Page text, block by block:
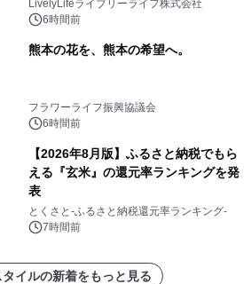
LivelyLifeライブリーライフ株式会社
6時間前
熊本の花を、熊本の希望へ。
フラワーライフ振興協議会
6時間前
【2026年8月版】ふるさと納税でもら
える『玄米』の還元率ランキングを発
表
とくさと-ふるさと納税還元率ランキング-
7時間前
イルの新着をもっと見る